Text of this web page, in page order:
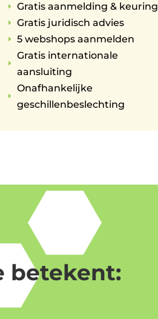
E Gratis aanmelding & keuring
E Gratis juridisch advies
E 5 webshops aanmelden
E
Gratis internationale
aansluiting
E
Onafhankelijke
geschillenbeslechting
betekent: